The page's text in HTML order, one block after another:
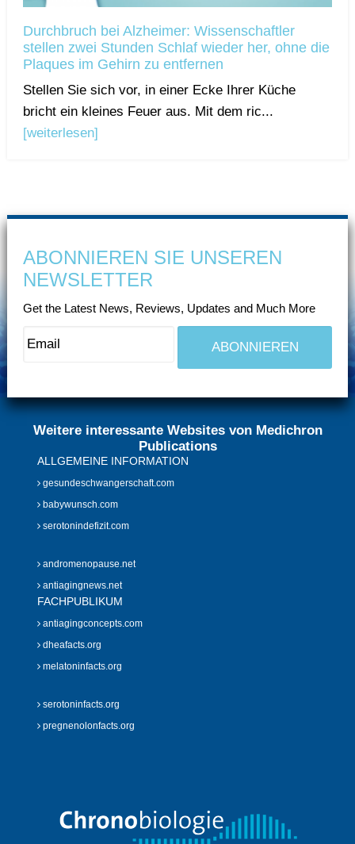
Durchbruch bei Alzheimer: Wissenschaftler
stellen zwei Stunden Schlaf wieder her, ohne die
Plaques im Gehirn zu entfernen
Stellen Sie sich vor, in einer Ecke Ihrer Küche
bricht ein kleines Feuer aus. Mit dem ric...
[weiterlesen]
ABONNIEREN SIE UNSEREN
NEWSLETTER
Get the Latest News, Reviews, Updates and Much More
Weitere interessante Websites von Medichron
Publications
ALLGEMEINE INFORMATION
gesundeschwangerschaft.com
babywunsch.com
serotonindefizit.com
andromenopause.net
antiagingnews.net
FACHPUBLIKUM
antiagingconcepts.com
dheafacts.org
melatoninfacts.org
serotoninfacts.org
pregnenolonfacts.org